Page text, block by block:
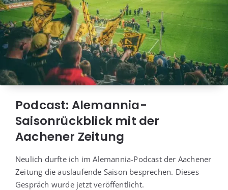
Podcast: Alemannia-
Saisonrückblick mit der
Aachener Zeitung
Neu­lich durf­te ich im Ale­man­nia-Pod­cast der Aache­ner
Zei­tung die aus­lau­fen­de Sai­son bespre­chen. Die­ses
Gespräch wur­de jetzt veröffentlicht.